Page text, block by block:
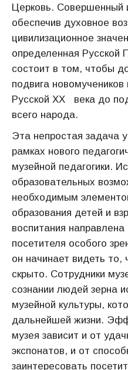
Церковь. Совершенный
обеспечив духовное
цивилизационное
определенная Русской
состоит в том, чтобы
подвига
Русской ХХ века до
всего народа.
Эта непростая задача
рамках нового
музейной педагогики.
образовательных
необходимым
образования детей и
воспитания
посетителя особого
он начинает видеть
скрыто. Сотрудники
сознании людей зерна
музейной культуры,
дальнейшей жизни.
музея зависит и от
экспонатов, и от
заинтересовать